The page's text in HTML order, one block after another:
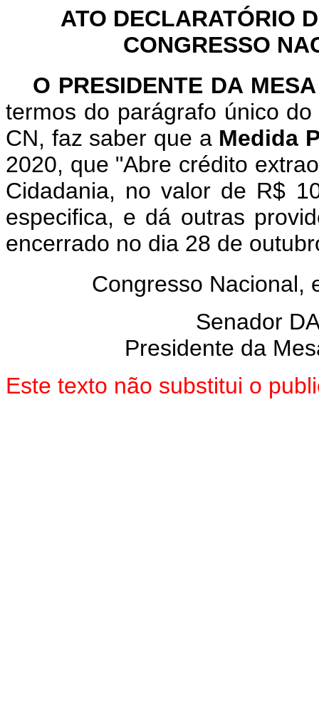
ATO DECLARATÓRIO
CONGRESSO
O PRESIDENTE DA
termos do parágrafo único
CN, faz saber que a Medida
2020, que "Abre crédito
Cidadania, no valor de R$
especifica, e dá outras
encerrado no dia 28 de
Congresso Nacional,
Senador
Presidente da
Este texto não substitui o